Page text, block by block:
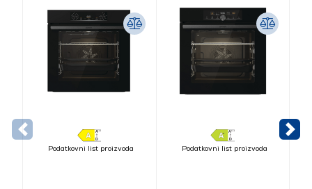
Podatkovni list proizvoda Podatkovni list proizvoda